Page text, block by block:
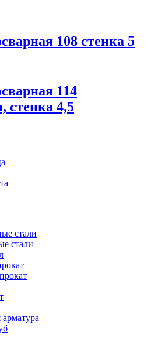
108 стенка 5
114
стенка 4,5
стали
стали